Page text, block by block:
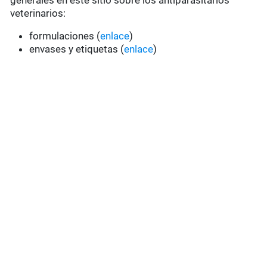
veterinarios:
formulaciones (enlace)
envases y etiquetas (enlace)